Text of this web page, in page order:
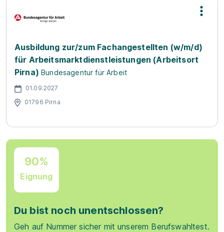
Ausbildung zur/zum Fachangestellten (w/m/d)
für Arbeitsmarktdienstleistungen (Arbeitsort
Pirna) Bundesagentur für Arbeit
01.09.2027
01796 Pirna
90%
Eignung
Du bist noch unentschlossen?
Geh auf Nummer sicher mit unserem Berufswahltest.